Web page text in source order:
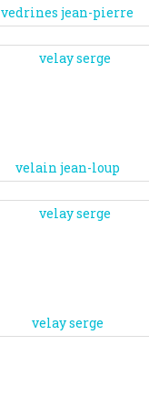
vedrines jean-pierre
velain jean-loup
velay serge